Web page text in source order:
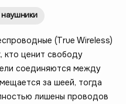
(True Wireless)
кто ценит свободу
соединяются между
за шеей, тогда
лишены проводов